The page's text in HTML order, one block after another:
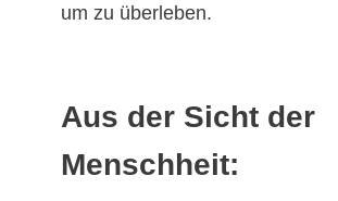
um zu überleben.
Aus der Sicht der
Menschheit: